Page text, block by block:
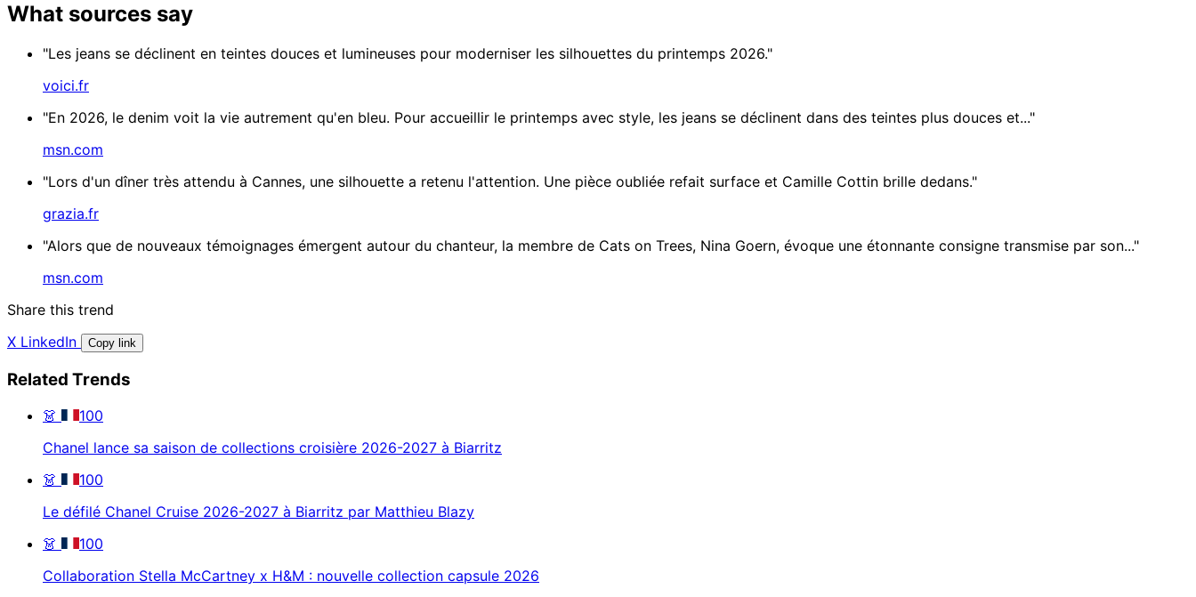
What sources say
"Les jeans se déclinent en teintes douces et lumineuses pour moderniser les silhouettes du printemps 2026."
voici.fr
"En 2026, le denim voit la vie autrement qu'en bleu. Pour accueillir le printemps avec style, les jeans se déclinent dans des teintes plus douces et..."
msn.com
"Lors d'un dîner très attendu à Cannes, une silhouette a retenu l'attention. Une pièce oubliée refait surface et Camille Cottin brille dedans."
grazia.fr
"Alors que de nouveaux témoignages émergent autour du chanteur, la membre de Cats on Trees, Nina Goern, évoque une étonnante consigne transmise par son..."
msn.com
Share this trend
X LinkedIn Copy link
Related Trends
👗
100
Chanel lance sa saison de collections croisière 2026-2027 à Biarritz
👗
100
Le défilé Chanel Cruise 2026-2027 à Biarritz par Matthieu Blazy
👗
100
Collaboration Stella McCartney x H&M : nouvelle collection capsule 2026